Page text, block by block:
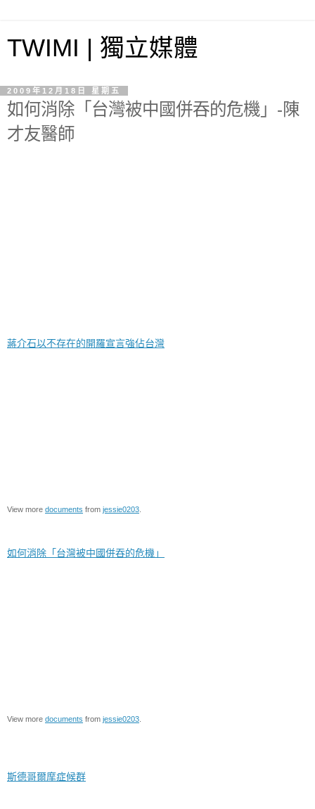
TWIMI | 獨立媒體
2009年12月18日 星期五
如何消除「台灣被中國併吞的危機」-陳
才友醫師
蔣介石以不存在的開羅宣言強佔台灣
View more documents from jessie0203
如何消除「台灣被中國併吞的危機」
View more documents from jessie0203
斯德哥爾摩症候群